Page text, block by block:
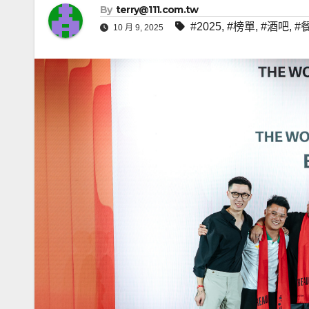
By terry@111.com.tw
10 月 9, 2025 #2025, #榜單, #酒吧, #